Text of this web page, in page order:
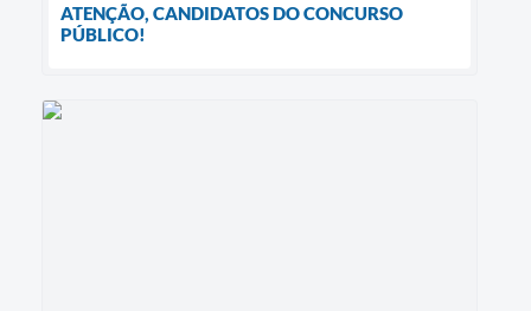
ATENÇÃO, CANDIDATOS DO CONCURSO
PÚBLICO!